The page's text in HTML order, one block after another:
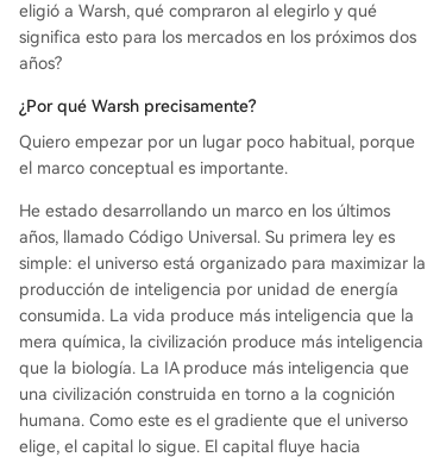
ral estadounidense, que requiere compradores e
xtranjeros de bonos a largo plazo. Aquí entra la
otra pieza clave: el Secretario del Tesoro, Basset
hina, Japón, Corea y el Golfo) busca asegurar es
a demanda externa a cambio de acceso a tecno
logía clave, mientras Warsh mantiene una polític
ia de Bassett son partes de un mismo plan: aplic
ar una estrategia moderna de represión financie
ra impulsada por la productividad de la IA. El éxi
eligió a Warsh, qué compraron al elegirlo y qué
significa esto para los mercados en los próximos dos
años?
¿Por qué Warsh precisamente?
Quiero empezar por un lugar poco habitual, porque
el marco conceptual es importante.
He estado desarrollando un marco en los últimos
años, llamado Código Universal. Su primera ley es
simple: el universo está organizado para maximizar la
producción de inteligencia por unidad de energía
consumida. La vida produce más inteligencia que la
mera química, la civilización produce más inteligencia
que la biología. La IA produce más inteligencia que
una civilización construida en torno a la cognición
humana. Como este es el gradiente que el universo
elige, el capital lo sigue. El capital fluye hacia